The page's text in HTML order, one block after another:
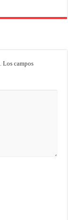
Los campos